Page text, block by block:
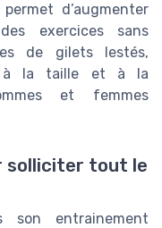
d’augmenter
exercices sans
de gilets lestés,
à la taille et à la
et femmes
solliciter tout le
entrainement